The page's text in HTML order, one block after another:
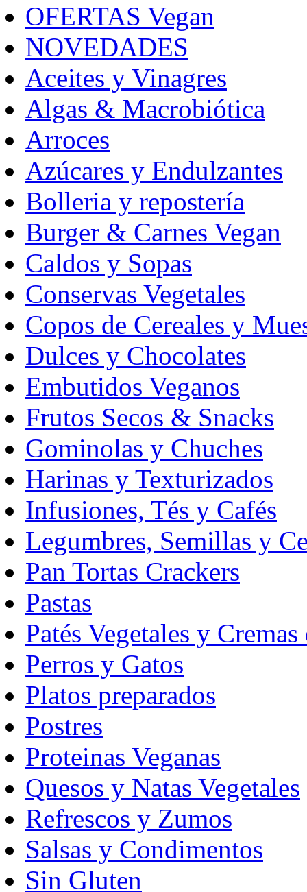
OFERTAS Vegan
NOVEDADES
Aceites y Vinagres
Algas & Macrobiótica
Arroces
Azúcares y Endulzantes
Bolleria y repostería
Burger & Carnes Vegan
Caldos y Sopas
Conservas Vegetales
Copos de Cereales y
Dulces y Chocolates
Embutidos Veganos
Frutos Secos & Snacks
Gominolas y Chuches
Harinas y Texturizados
Infusiones, Tés y Cafés
Legumbres, Semillas y
Pan Tortas Crackers
Pastas
Patés Vegetales y
Perros y Gatos
Platos preparados
Postres
Proteinas Veganas
Quesos y Natas Vegetales
Refrescos y Zumos
Salsas y Condimentos
Sin Gluten